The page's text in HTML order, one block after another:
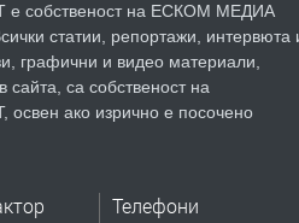
е собственост на ЕСКОМ МЕДИА
статии, репортажи, интервюта
графични и видео материали,
сайта, са собственост на
освен ако изрично е посочено
Телефони